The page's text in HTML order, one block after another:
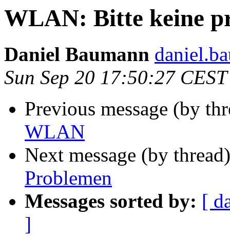
WLAN: Bitte keine
Daniel Baumann
Sun Sep 20 17:50:27
Previous message (by
WLAN
Next message (by
Problemen
Messages sorted by: [
]